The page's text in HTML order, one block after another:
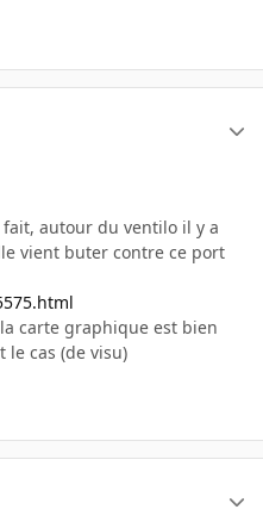
autour du ventilo il y a
vient buter contre ce port
carte graphique est bien
le cas (de visu)